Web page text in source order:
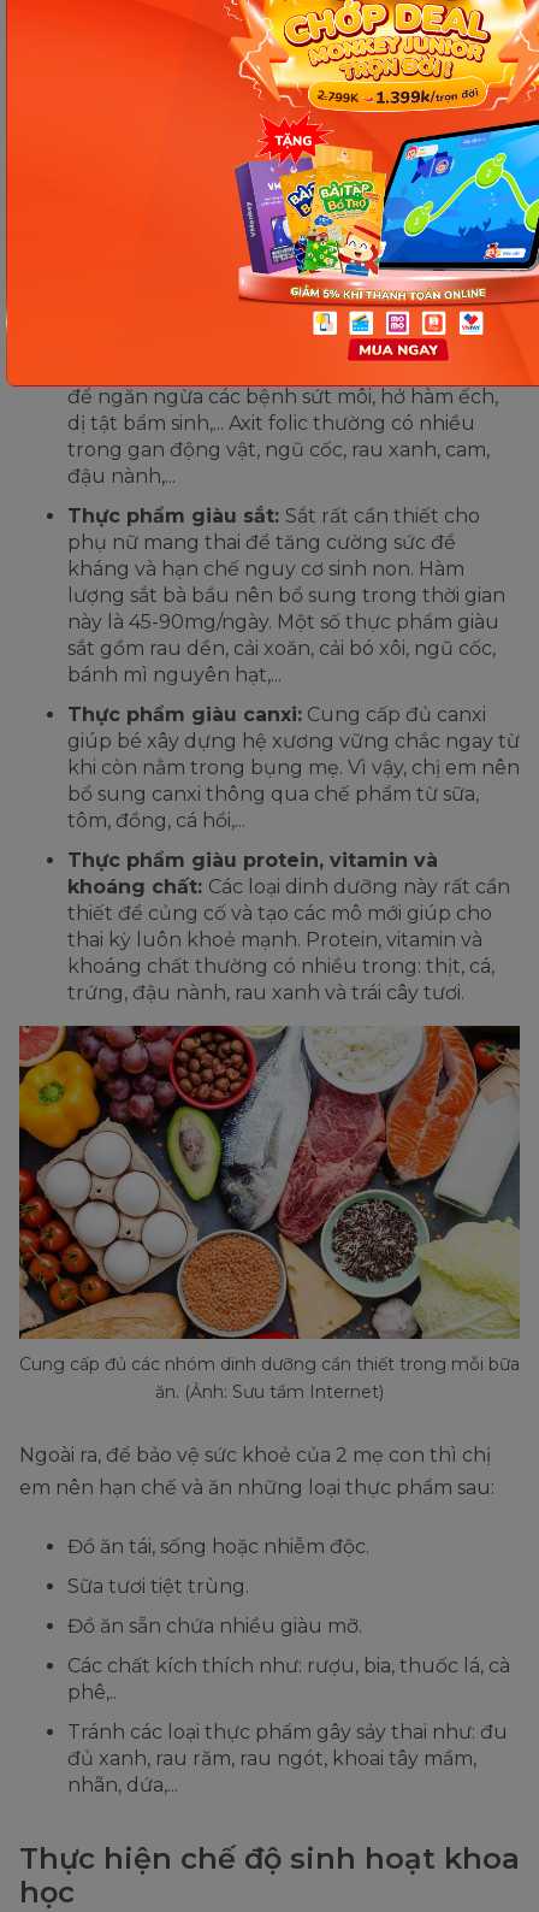
Xét nghiệm máu để tiêm vacxin phòng bệnh.
Bổ sung đầy đủ dinh dưỡng
Để cung cấp đầy đủ chất dinh dưỡng cần thiết cho
sức khỏe của mẹ và sự phát triển toàn diện của bé,
sau khi nhận biết dấu hiệu có thai 7 tuần thì chị em
nên tăng cường ăn những thực phẩm sau:
Thực phẩm giàu axit folic: Mẹ bầu nên bổ
sung khoảng 400-600mcg axit folic trong một
để ngăn ngừa các bệnh sứt môi, hở hàm ếch,
dị tật bẩm sinh,... Axit folic thường có nhiều
trong gan động vật, ngũ cốc, rau xanh, cam,
đậu nành,...
Thực phẩm giàu sắt: Sắt rất cần thiết cho
phụ nữ mang thai để tăng cường sức đề
kháng và hạn chế nguy cơ sinh non. Hàm
lượng sắt bà bầu nên bổ sung trong thời gian
này là 45-90mg/ngày. Một số thực phẩm giàu
sắt gồm rau dền, cải xoăn, cải bó xôi, ngũ cốc,
bánh mì nguyên hạt,...
Thực phẩm giàu canxi: Cung cấp đủ canxi
giúp bé xây dựng hệ xương vững chắc ngay từ
khi còn nằm trong bụng mẹ. Vì vậy, chị em nên
bổ sung canxi thông qua chế phẩm từ sữa,
tôm, đồng, cá hồi,...
Thực phẩm giàu protein, vitamin và
khoáng chất: Các loại dinh dưỡng này rất cần
thiết để củng cố và tạo các mô mới giúp cho
thai kỳ luôn khoẻ mạnh. Protein, vitamin và
khoáng chất thường có nhiều trong: thịt, cá,
trứng, đậu nành, rau xanh và trái cây tươi.
Cung cấp đủ các nhóm dinh dưỡng cần thiết trong mỗi bữa
ăn. (Ảnh: Sưu tầm Internet)
Ngoài ra, để bảo vệ sức khoẻ của 2 mẹ con thì chị
em nên hạn chế và ăn những loại thực phẩm sau:
Đồ ăn tái, sống hoặc nhiễm độc.
Sữa tươi tiệt trùng.
Đồ ăn sẵn chứa nhiều giàu mỡ.
Các chất kích thích như: rượu, bia, thuốc lá, cà
phê,..
Tránh các loại thực phẩm gây sảy thai như: đu
đủ xanh, rau răm, rau ngót, khoai tây mầm,
nhãn, dứa,...
Thực hiện chế độ sinh hoạt khoa
học